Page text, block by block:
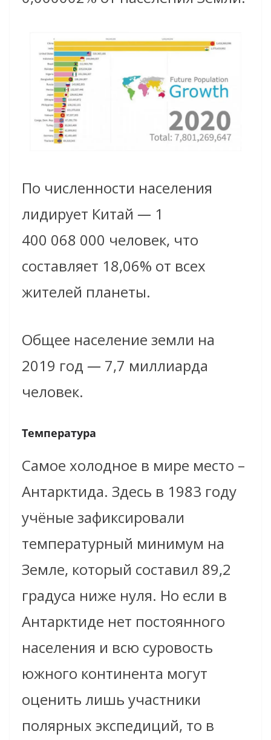
По численности населения
лидирует Китай — 1
400 068 000 человек, что
составляет 18,06% от всех
жителей планеты.
Общее население земли на
2019 год — 7,7 миллиарда
человек.
Температура
Самое холодное в мире место –
Антарктида. Здесь в 1983 году
учёные зафиксировали
температурный минимум на
Земле, который составил 89,2
градуса ниже нуля. Но если в
Антарктиде нет постоянного
населения и всю суровость
южного континента могут
оценить лишь участники
полярных экспедиций, то в